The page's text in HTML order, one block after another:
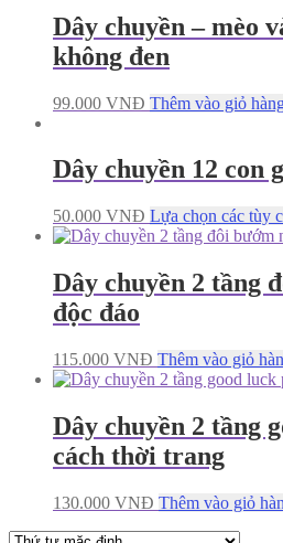
Dây chuyền – mèo
không đen
99.000 VNĐ Thêm vào giỏ
Dây chuyền 12 con
50.000 VNĐ Lựa chọn các tùy
Dây chuyền 2 tầng
độc đáo
115.000 VNĐ Thêm vào giỏ
Dây chuyền 2 tầng
cách thời trang
130.000 VNĐ Thêm vào giỏ